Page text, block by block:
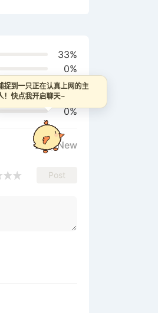
33%
0%
67%
0%
0%
All New
Post
捕捉到一只正在认真上网的主
人！快点我开启聊天~